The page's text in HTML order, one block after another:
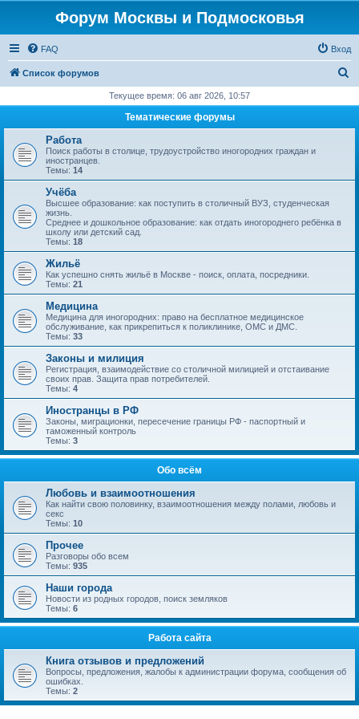
Форум Москвы и Подмосковья
FAQ Вход
Список форумов
с
Текущее время: 06 авг 2026, 10:57
Тематические форумы
Работа
Поиск работы в столице, трудоустройство иногородних граждан и
иностранцев.
Темы: 14
Учёба
Высшее образование: как поступить в столичный ВУЗ, студенческая
жизнь.
Среднее и дошкольное образование: как отдать иногороднего ребёнка в
школу или детский сад.
Темы: 18
Жильё
Как успешно снять жильё в Москве - поиск, оплата, посредники.
Темы: 21
Медицина
Медицина для иногородних: право на бесплатное медицинское
обслуживание, как прикрепиться к поликлинике, ОМС и ДМС.
Темы: 33
Законы и милиция
Регистрация, взаимодействие со столичной милицией и отстаивание
своих прав. Защита прав потребителей.
Темы: 4
Иностранцы в РФ
Законы, миграционки, пересечение границы РФ - паспортный и
таможенный контроль
Темы: 3
Обо всём
Любовь и взаимоотношения
Как найти свою половинку, взаимоотношения между полами, любовь и
секс
Темы: 10
Прочее
Разговоры обо всем
Темы: 935
Наши города
Новости из родных городов, поиск земляков
Темы: 6
Работа сайта
Книга отзывов и предложений
Вопросы, предложения, жалобы к администрации форума, сообщения об
ошибках.
Темы: 2